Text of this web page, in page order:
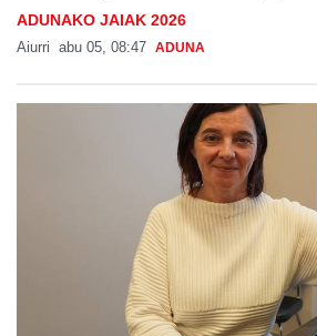
ADUNAKO JAIAK 2026
Aiurri abu 05, 08:47 ADUNA